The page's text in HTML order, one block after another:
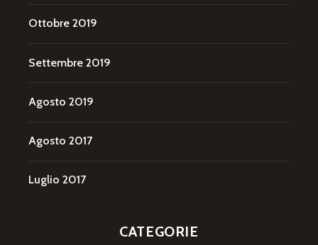
Ottobre 2019
Settembre 2019
Agosto 2019
Agosto 2017
Luglio 2017
CATEGORIE